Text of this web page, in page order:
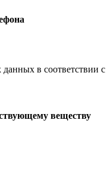
в соответствии с
веществу